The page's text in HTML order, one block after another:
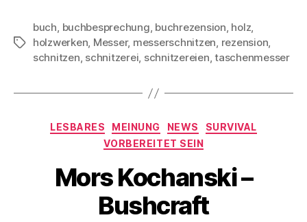
Schlagwörter
buch, buchbesprechung, buchrezension, holz,
holzwerken, Messer, messerschnitzen, rezension,
schnitzen, schnitzerei, schnitzereien,taschenmesser
Kategorien
LESBARES MEINUNG NEWS
SURVIVAL
VORBEREITET SEIN
Mors Kochanski –
Bushcraft